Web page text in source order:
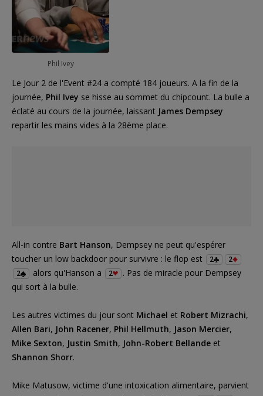
Phil Ivey
Le Jour 2 de l'Event #24 a compté 184 joueurs. A la fin de la
journée, Phil Ivey se hisse au sommet du chipcount. La bulle a
éclaté au cours de la journée, laissant James Dempsey
repartir les mains vides à la 28ème place.
All-in contre Bart Hanson, Dempsey ne peut qu'espérer
toucher un low backdoor pour survivre : le flop est
2
2
2
alors qu'Hanson a 2
. Pas de miracle pour Dempsey
qui sort à la bulle.
Les autres victimes du jour sont Michael et Robert Mizrachi,
Allen Bari, John Racener, Phil Hellmuth, Jason Mercier,
Mike Sexton, Justin Smith, John-Robert Bellande et
Shannon Shorr.
Mike Matusow, victime d'une intoxication alimentaire, parvient